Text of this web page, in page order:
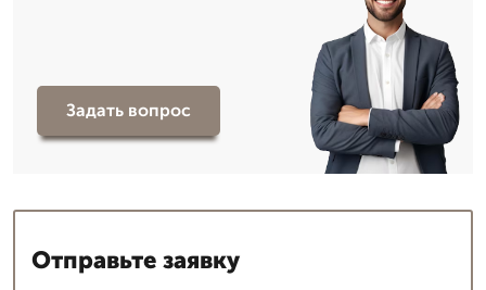
Задать вопрос
Отправьте заявку